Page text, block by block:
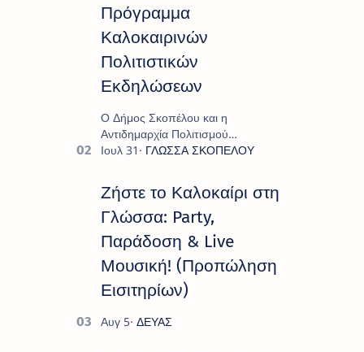
Πρόγραμμα
Καλοκαιρινών
Πολιτιστικών
Εκδηλώσεων
Ο Δήμος Σκοπέλου και η
Αντιδημαρχία Πολιτισμού
παρουσιάζουν το πρόγραμμα «
πρόγραμμα εκδ…
Ζήστε το Καλοκαίρι στη
Γλώσσα: Party,
Παράδοση & Live
Μουσική! (Προπώληση
Εισιτηρίων)